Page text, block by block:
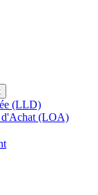
(LLD)
d'Achat (LOA)